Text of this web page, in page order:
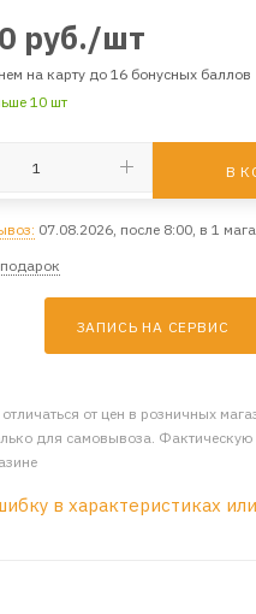
руб./шт
на карту до 16 бонусных баллов
10 шт
В
07.08.2026, после 8:00, в 1
ЗАПИСЬ НА СЕРВИС
от цен в розничных
для самовывоза. Фактическую
в характеристиках